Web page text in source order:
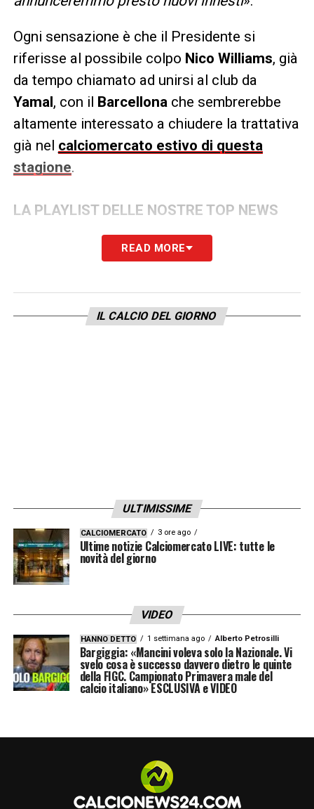
Ogni sensazione è che il Presidente si
riferisse al possibile colpo Nico Williams, già
da tempo chiamato ad unirsi al club da
Yamal, con il Barcellona che sembrerebbe
altamente interessato a chiudere la trattativa
già nel calciomercato estivo di questa
stagione.
LA PLAYLIST DELLE NOSTRE TOP NEWS
READ MORE
IL CALCIO DEL GIORNO
ULTIMISSIME
CALCIOMERCATO 3 ore ago
Ultime notizie Calciomercato LIVE: tutte le
novità del giorno
VIDEO
HANNO DETTO 1 settimana ago Alberto Petrosilli
Bargiggia: «Mancini voleva solo la Nazionale. Vi
svelo cosa è successo davvero dietro le quinte
della FIGC. Campionato Primavera male del
calcio italiano» ESCLUSIVA e VIDEO